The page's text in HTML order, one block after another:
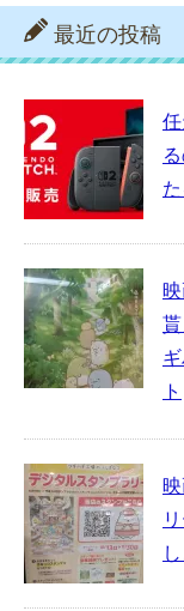
最近の投稿
ト